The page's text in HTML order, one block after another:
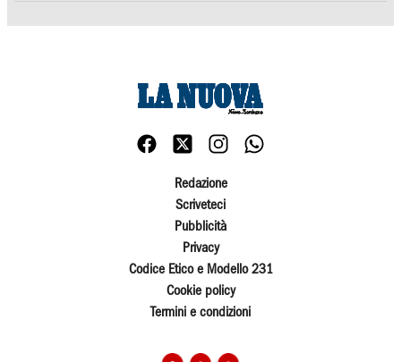
Redazione
Scriveteci
Pubblicità
Privacy
Codice Etico e Modello 231
Cookie policy
Termini e condizioni